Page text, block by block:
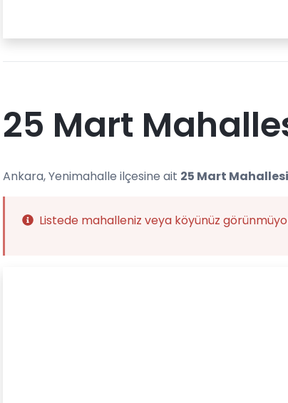
25 Mart
Ankara, Yenimahalle ilçesine ait 25 Mart Mahallesi
Listede mahalleniz veya köyünüz